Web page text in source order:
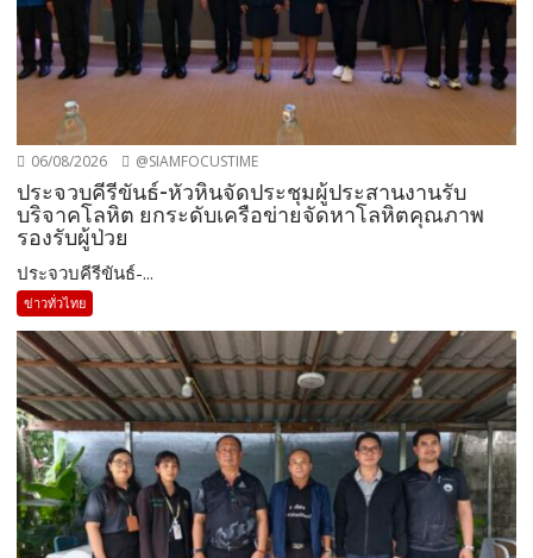
06/08/2026 @SIAMFOCUSTIME
ประจวบคีรีขันธ์-หัวหินจัดประชุมผู้ประสานงานรับ
บริจาคโลหิต ยกระดับเครือข่ายจัดหาโลหิตคุณภาพ
รองรับผู้ป่วย
ประจวบคีรีขันธ์-...
ข่าวทั่วไทย